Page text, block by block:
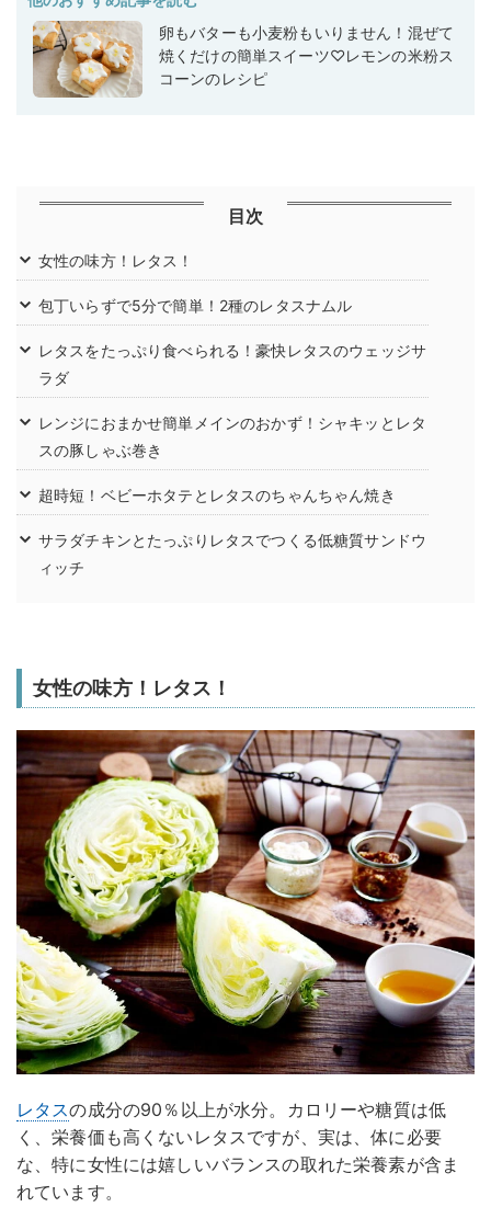
卵もバターも小麦粉もいりません！混ぜて
焼くだけの簡単スイーツ♡レモンの米粉ス
コーンのレシピ
目次
女性の味方！レタス！
包丁いらずで5分で簡単！2種のレタスナムル
レタスをたっぷり食べられる！豪快レタスのウェッジサ
ラダ
レンジにおまかせ簡単メインのおかず！シャキッとレタ
スの豚しゃぶ巻き
超時短！ベビーホタテとレタスのちゃんちゃん焼き
サラダチキンとたっぷりレタスでつくる低糖質サンドウ
ィッチ
女性の味方！レタス！
レタスの成分の90％以上が水分。カロリーや糖質は低
く、栄養価も高くないレタスですが、実は、体に必要
な、特に女性には嬉しいバランスの取れた栄養素が含ま
れています。